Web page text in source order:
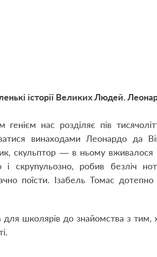
історії Великих Людей.
генієм нас розділяє пів
винаходами Леонардо да
скульптор — в ньому вживалося
і скрупульозно, робив безліч
поїсти. Ізабель Томас
школярів до знайомства з тим,